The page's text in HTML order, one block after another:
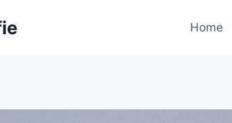
Home